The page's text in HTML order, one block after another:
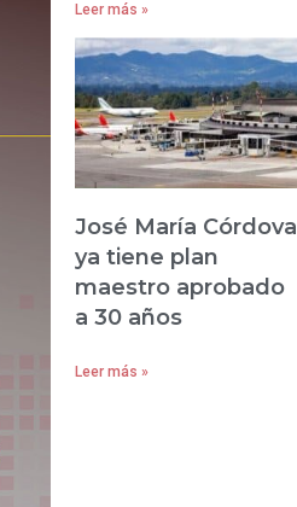
Leer más »
José María Córdova
ya tiene plan
maestro aprobado
a 30 años
Leer más »